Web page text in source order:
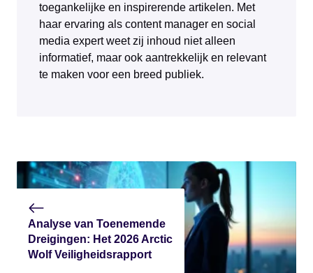
toegankelijke en inspirerende artikelen. Met
haar ervaring als content manager en social
media expert weet zij inhoud niet alleen
informatief, maar ook aantrekkelijk en relevant
te maken voor een breed publiek.
Analyse van Toenemende
Dreigingen: Het 2026 Arctic
Wolf Veiligheidsrapport